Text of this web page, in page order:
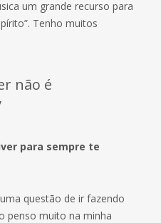
um grande recurso para
Tenho muitos
não é
para sempre te
questão de ir fazendo
penso muito na minha